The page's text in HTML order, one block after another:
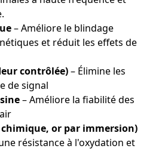
– Améliore le blindage
et réduit les effets de
contrôlée)– Élimine les
de signal
– Améliore la fiabilité des
or par immersion)
résistance à l'oxydation et